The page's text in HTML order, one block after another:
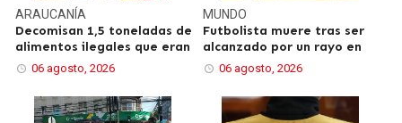
ARAUCANÍA
Decomisan 1,5 toneladas de
alimentos ilegales que eran
06 agosto, 2026
MUNDO
Futbolista muere tras ser
alcanzado por un rayo en
06 agosto, 2026